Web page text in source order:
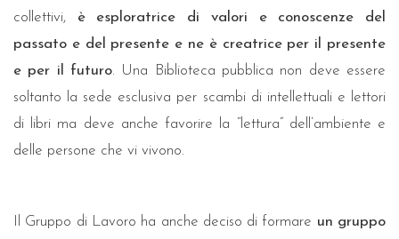
collettivi, è esploratrice di valori e conoscenze del
passato e del presente e ne è creatrice per il presente
e per il futuro. Una Biblioteca pubblica non deve essere
soltanto la sede esclusiva per scambi di intellettuali e lettori
di libri ma deve anche favorire la “lettura” dell’ambiente e
delle persone che vi vivono.
Il Gruppo di Lavoro ha anche deciso di formare un gruppo